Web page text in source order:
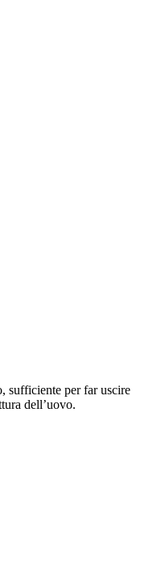
sufficiente per far uscire
dell’uovo.